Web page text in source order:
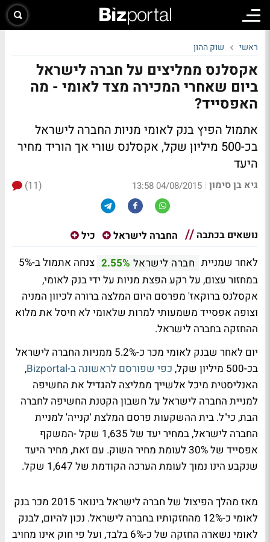
ראשי שוק ההון
אקסלנס ממליצים על חברה לישראל
ביום שאחרי המכירה מצד לאומי - מה
האפסייד?
אתמול הפיץ בנק לאומי מניות החברה לישראל
בכ-500 מיליון שקל, אקסלנס שורי אך הוריד מחיר
היעד
גיא בן סימון |
04/08/2015 13:58
(11)
נושאים בכתבה החברה לישראל כיל
לאחר שמניית חברה לישראל 2.55%
צנחה אתמול ב-5%
במחזור עצום, על רקע הפצת מניות על ידי בנק לאומי,
אקסלנס ברוקאז' מפרסם היום המלצה ברורה לכיוון המניה
וצופה אפסייד משמעותי למרות שלאומי לא חיסל את מלוא
ההחזקה בחברה לישראל.
יום לאחר שבנק לאומי מכר כ-5.2% ממניות החברה לישראל
בכ-500 מיליון שקל,
כפי שפורסם לראשונה ב-Bizportal
,
האנליסטית מיכל אלשייך ממליצה להגדיל את החשיפה
למניית החברה לישראל על חשבון הקטנת החשיפה לחברה
הבת, כי"ל. בית ההשקעות פרסם המלצת 'קנייה' למניית
החברה לישראל, במחיר יעד של 1,635 שקל -המשקף
אפסייד של 30% לעומת מחיר השוק. עם זאת, מחיר היעד
שנקבע הינו נמוך לעומת הערכה הקודמת של 1,647 שקל.
מאז מהלך הפיצול של חברה לישראל בינואר 2015 מכר בנק
לאומי כ-12% מהחזקותיו בחברה לישראל. נכון להיום, לבנק
לאומי נשארה החזקה של כ-6% בלבד, ועל פי חוק אינו מחויב